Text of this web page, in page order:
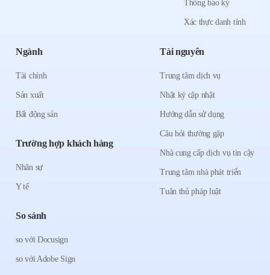
Thông báo ký
Xác thực danh tính
Ngành
Tài chính
Sản xuất
Bất động sản
Trường hợp khách hàng
Nhân sự
Y tế
So sánh
so với Docusign
so với Adobe Sign
Tài nguyên
Trung tâm dịch vụ
Nhật ký cập nhật
Hướng dẫn sử dụng
Câu hỏi thường gặp
Nhà cung cấp dịch vụ tin cậy
Trung tâm nhà phát triển
Tuân thủ pháp luật